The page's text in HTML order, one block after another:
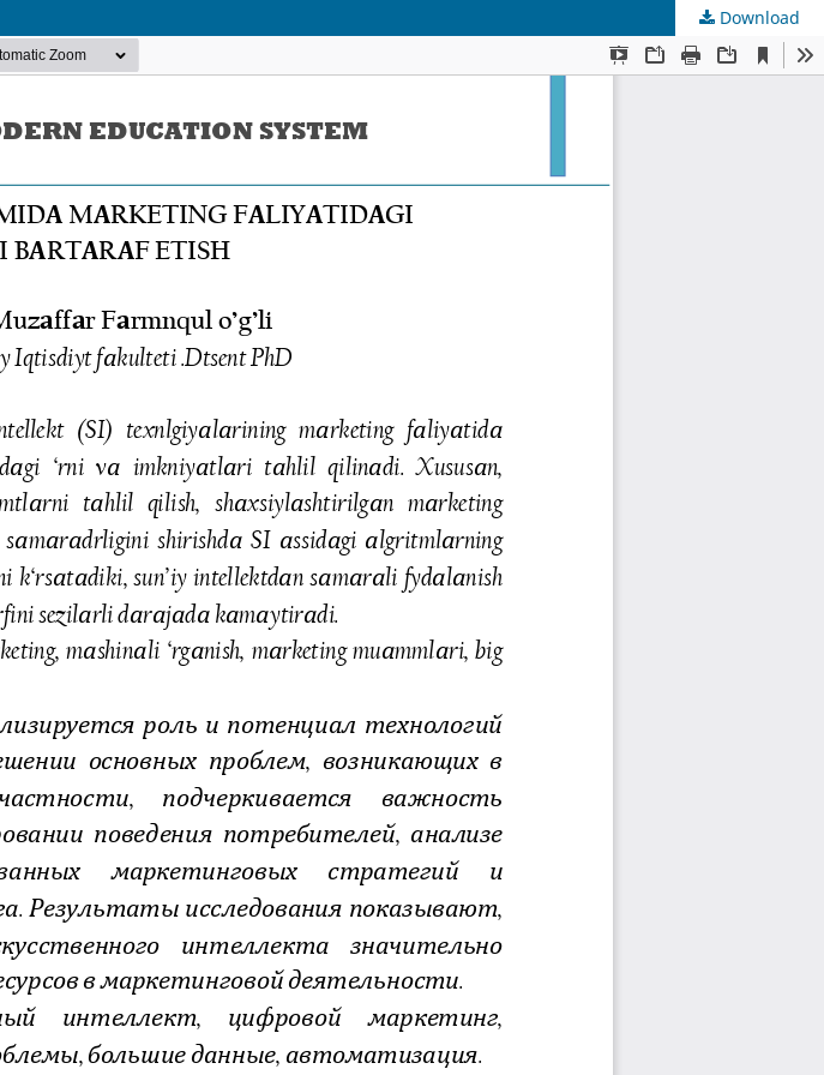
Download